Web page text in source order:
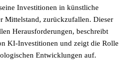
Investitionen in künstliche
Mittelstand, zurückzufallen. Dieser
Herausforderungen, beschreibt
KI-Investitionen und zeigt die Rolle
Entwicklungen auf.